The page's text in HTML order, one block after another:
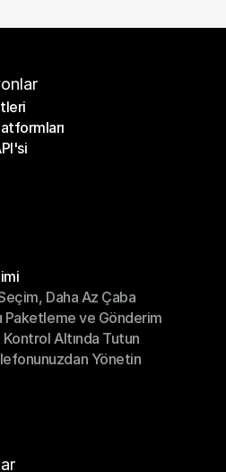
Daha Az Çaba
Seçim, Daha Az Çaba
Paketleme ve Gönderim
Paketleme ve Gönderim
Kontrol Altında Tutun
Kontrol Altında Tutun
Yönetin